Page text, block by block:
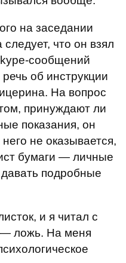
на заседании
что он взял
сообщений
об инструкции
На вопрос
принуждают ли
показания, он
не оказывается,
бумаги — личные
давать подробные
и я читал с
— ложь. На меня